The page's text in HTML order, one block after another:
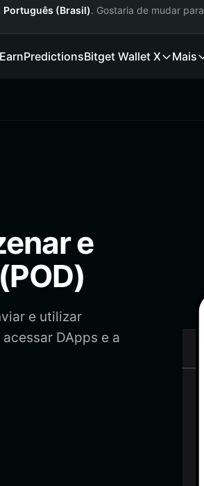
Português (Brasil). Gostaria de mudar para
EarnPredictionsBitget Wallet X Mais
e
e utilizar
DApps e a